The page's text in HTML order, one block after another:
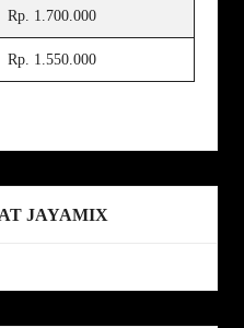
Rp. 1.700.000
Rp. 1.550.000
JAYAMIX